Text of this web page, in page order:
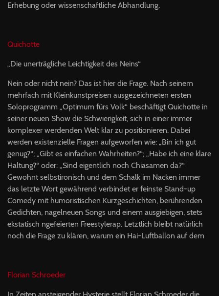
Erhebung oder wissenschaftliche Abhandlung.
Quichotte
„Die unerträgliche Leichtigkeit des Neins“
Nein oder nicht nein? Das ist hier die Frage. Nach seinem
mehrfach mit Kleinkunstpreisen ausgezeichneten ersten
Soloprogramm „Optimum fürs Volk“ beschäftigt Quichotte in
seiner neuen Show die Schwierigkeit, sich in einer immer
komplexer werdenden Welt klar zu positionieren. Dabei
werden existenzielle Fragen aufgeworfen wie: „Bin ich gut
genug?“; „Gibt es einfachen Wahrheiten?“; „Habe ich eine klare
Haltung?“ oder: „Sind eigentlich noch Chiasamen da?“
Gewohnt selbstironisch und dem Schalk im Nacken immer
das letzte Wort gewährend verbindet er feinste Stand-up
Comedy mit humoristischen Kurzgeschichten, berührenden
Gedichten, nagelneuen Songs und einem ausgiebigen, stets
ekstatisch ngefeierten Freestylerap. Letztlich bleibt natürlich
noch die Frage zu klären, warum ein Hai-Luftballon auf dem
Florian Schroeder